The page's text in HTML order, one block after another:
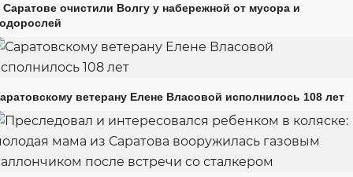
Саратове очистили Волгу у набережной от мусора и
ветерану Елене Власовой исполнилось 108 лет